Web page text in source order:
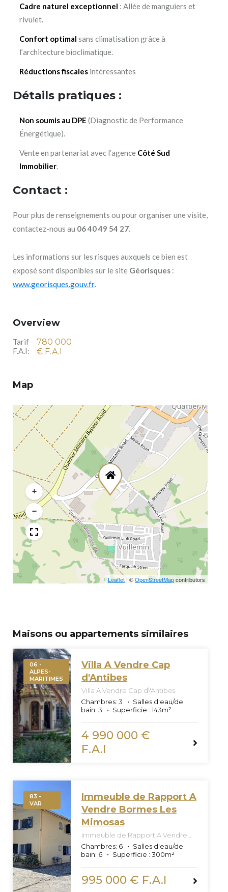
Cadre naturel exceptionnel : Allée de manguiers et
rivulet.
Confort optimal sans climatisation grâce à
l’architecture bioclimatique.
Réductions fiscales intéressantes
Détails pratiques :
Non soumis au DPE (Diagnostic de Performance
Énergétique).
Vente en partenariat avec l’agence Côté Sud
Immobilier.
Contact :
Pour plus de renseignements ou pour organiser une visite,
contactez-nous au 06 40 49 54 27.
Les informations sur les risques auxquels ce bien est
exposé sont disponibles sur le site Géorisques :
www.georisques.gouv.fr.
Overview
Tarif
F.A.I:
780 000
€ F.A.I
Map
+
−
Leaflet | ©OpenStreetMapcontributors
Maisons ou appartements similaires
06 -
ALPES-
MARITIMES
Villa A Vendre Cap
d'Antibes
Villa A Vendre Cap d\'Antibes
Chambres: 3
Salles d'eau/de
bain: 3 Superficie : 143m²
4 990 000 €
F.A.I
83 -
VAR
Immeuble de Rapport A
Vendre Bormes Les
Mimosas
Immeuble de Rapport A Vendre
Bormes Les Mimosas
Chambres: 6
Salles d'eau/de
bain: 6 Superficie : 300m²
995 000 € F.A.I